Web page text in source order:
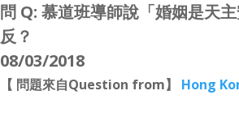
問 Q: 慕道班導師說「婚姻是天
反？
08/03/2018
【 問題來自Question from】 Hong